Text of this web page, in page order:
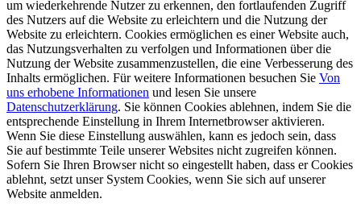
um wiederkehrende Nutzer zu erkennen, den fortlaufenden Zugriff
des Nutzers auf die Website zu erleichtern und die Nutzung der
Website zu erleichtern. Cookies ermöglichen es einer Website auch,
das Nutzungsverhalten zu verfolgen und Informationen über die
Nutzung der Website zusammenzustellen, die eine Verbesserung des
Inhalts ermöglichen. Für weitere Informationen besuchen Sie Von
uns erhobene Informationen und lesen Sie unsere
Datenschutzerklärung. Sie können Cookies ablehnen, indem Sie die
entsprechende Einstellung in Ihrem Internetbrowser aktivieren.
Wenn Sie diese Einstellung auswählen, kann es jedoch sein, dass
Sie auf bestimmte Teile unserer Websites nicht zugreifen können.
Sofern Sie Ihren Browser nicht so eingestellt haben, dass er Cookies
ablehnt, setzt unser System Cookies, wenn Sie sich auf unserer
Website anmelden.